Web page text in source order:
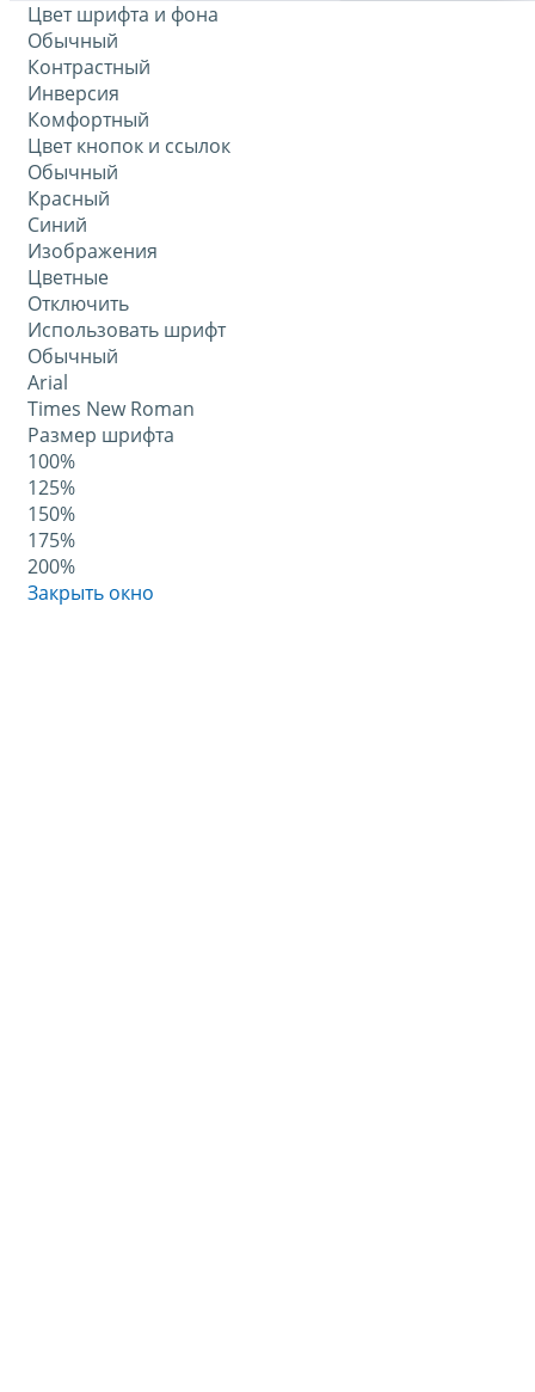
Цвет шрифта и фона
Обычный
Контрастный
Инверсия
Комфортный
Цвет кнопок и ссылок
Обычный
Красный
Синий
Изображения
Цветные
Отключить
Использовать шрифт
Обычный
Arial
Times New Roman
Размер шрифта
100%
125%
150%
175%
200%
Закрыть окно